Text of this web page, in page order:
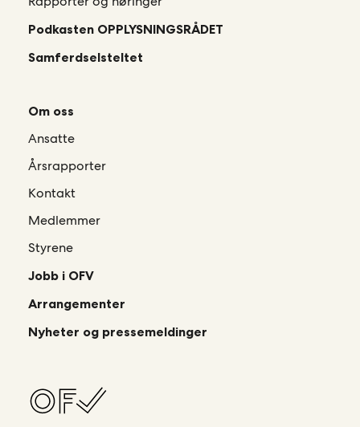
Podkasten OPPLYSNINGSRÅDET
Samferdselsteltet
Om oss
Ansatte
Årsrapporter
Kontakt
Medlemmer
Styrene
Jobb i OFV
Arrangementer
Nyheter og pressemeldinger